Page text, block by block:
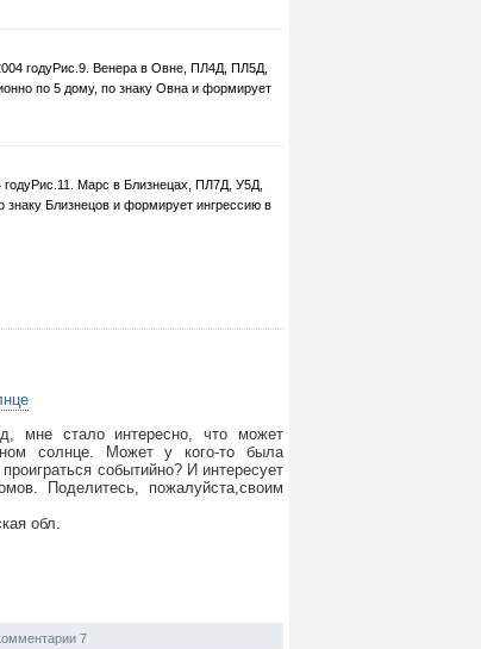
годуРис.9. Венера в Овне, ПЛ4Д, ПЛ5Д,
по 5 дому, по знаку Овна и формирует
Марс в Близнецах, ПЛ7Д, У5Д,
Близнецов и формирует ингрессию в
мне стало интересно, что может
солнце. Может у кого-то была
событийно? И интересует
Поделитесь, пожалуйста,своим
обл.
7